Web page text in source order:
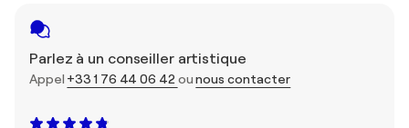
Parlez à un conseiller artistique
Appel +33 1 76 44 06 42 ounous contacter